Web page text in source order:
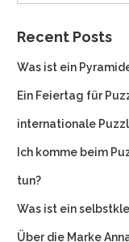
Recent Posts
Was ist ein
Ein Feiertag für
internationale
Ich komme beim
tun?
Was ist ein
Über die Marke